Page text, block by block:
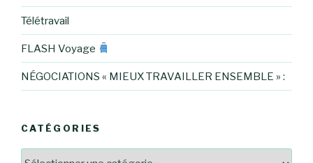
Télétravail
FLASH Voyage
NÉGOCIATIONS « MIEUX TRAVAILLER ENSEMBLE » :
CATÉGORIES